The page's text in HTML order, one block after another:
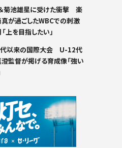
菊池雄星に受けた衝撃 楽
真が過ごしたWBCでの刺激
上を目指したい」
以来の国際大会 U-12代
澄監督が掲げる育成像「強い